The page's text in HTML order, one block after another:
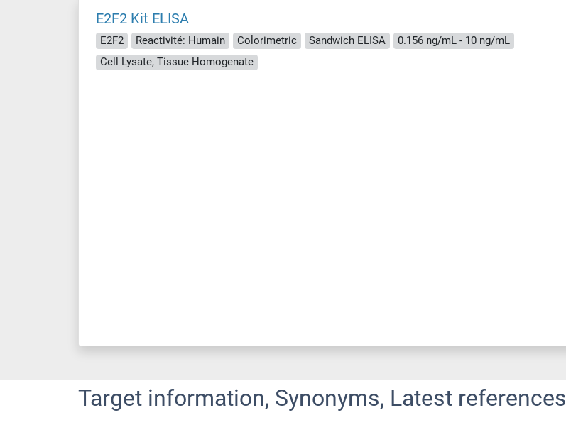
E2F2 Kit ELISA
E2F2 Reactivité: Humain Colorimetric Sandwich ELISA
0.156 ng/mL - 10 ng/mL
Cell Lysate, Tissue Homogenate
Target information, Synonyms, Latest references